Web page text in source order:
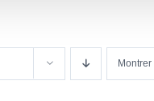
Montrer